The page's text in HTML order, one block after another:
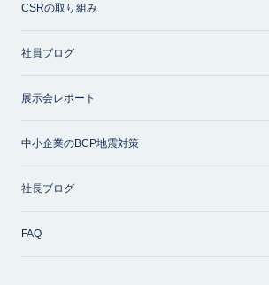
CSRの取り組み
社員ブログ
展示会レポート
中小企業のBCP地震対策
社長ブログ
FAQ